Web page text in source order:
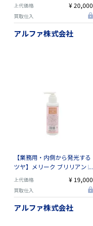
ブライトニングパック（店販
用・高リピート率・トラブル
肌対応）
上代価格 ¥ 20,000
買取仕入
アルファ株式会社
【業務用・内側から発光する
ツヤ】メリーク ブリリアント
エマルション 120mL｜界面
活性剤フリー・透明感・くす
み集中ケア
上代価格 ¥ 19,000
買取仕入
アルファ株式会社